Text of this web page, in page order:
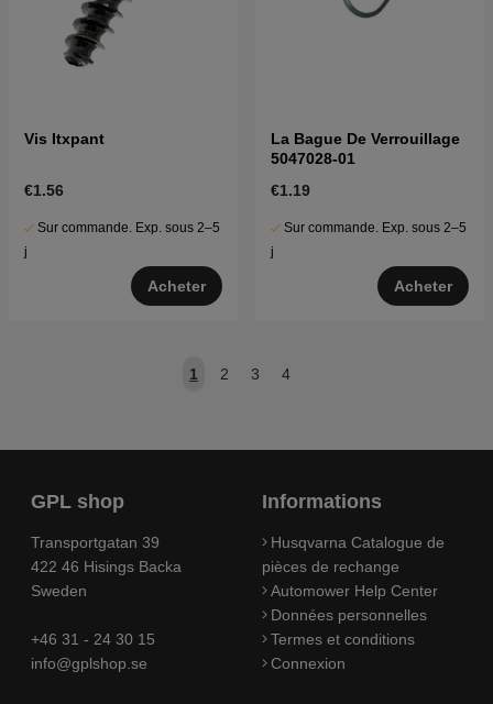
Vis Itxpant
€1.56
Sur commande. Exp. sous 2–5
j
Acheter
La Bague De Verrouillage
5047028-01
€1.19
Sur commande. Exp. sous 2–5
j
Acheter
1 2 3 4
GPL shop
Transportgatan 39
422 46 Hisings Backa
Sweden
+46 31 - 24 30 15
info@gplshop.se
Informations
Husqvarna Catalogue de
pièces de rechange
Automower Help Center
Données personnelles
Termes et conditions
Connexion